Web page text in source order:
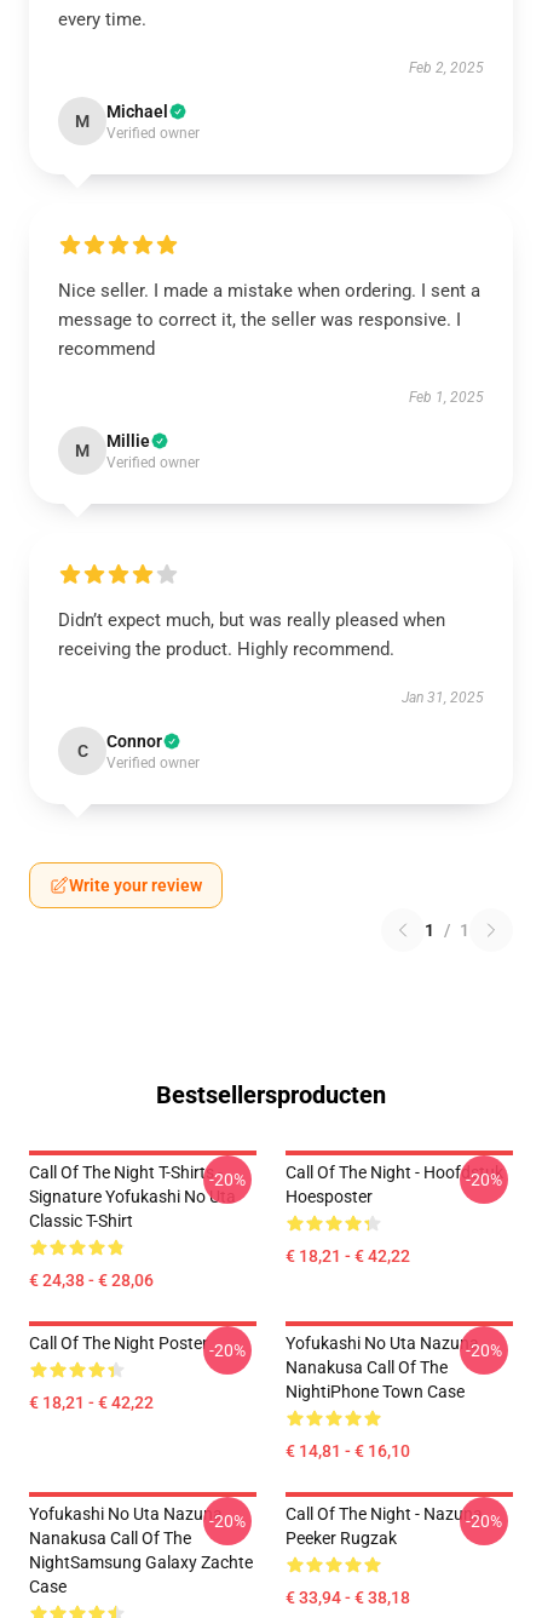
every time.
Feb 2, 2025
M Michael
Verified owner
Nice seller. I made a mistake when ordering. I sent a
message to correct it, the seller was responsive. I
recommend
Feb 1, 2025
M Millie
Verified owner
Didn’t expect much, but was really pleased when
receiving the product. Highly recommend.
Jan 31, 2025
C Connor
Verified owner
Write your review
1 / 1
Bestsellersproducten
Call Of The Night T-Shirts -
Signature Yofukashi No Uta
Classic T-Shirt
€ 24,38 - € 28,06
-20%
Call Of The Night - Hoofdstuk
Hoesposter
€ 18,21 - € 42,22
-20%
Call Of The Night Poster
€ 18,21 - € 42,22
-20%
Yofukashi No Uta Nazuna
Nanakusa Call Of The
NightiPhone Town Case
€ 14,81 - € 16,10
-20%
Yofukashi No Uta Nazuna
Nanakusa Call Of The
NightSamsung Galaxy Zachte
Case
-20%
Call Of The Night - Nazuna
Peeker Rugzak
€ 33,94 - € 38,18
-20%